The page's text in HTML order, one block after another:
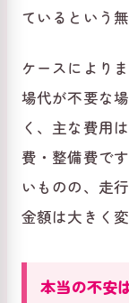
ているという
ケースにより
場代が不要な
く、主な費用
費・整備費で
いものの、走
金額は大きく
本当の不安